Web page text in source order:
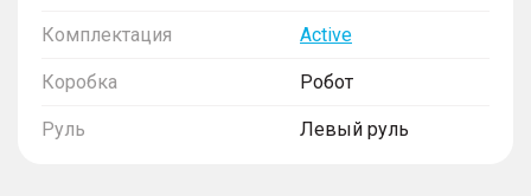
Комплектация Active
Коробка Робот
Руль Левый руль